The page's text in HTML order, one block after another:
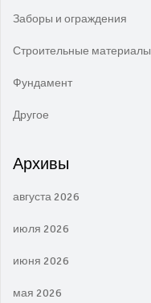
Заборы и ограждения
Строительные материалы
Фундамент
Другое
Архивы
августа 2026
июля 2026
июня 2026
мая 2026